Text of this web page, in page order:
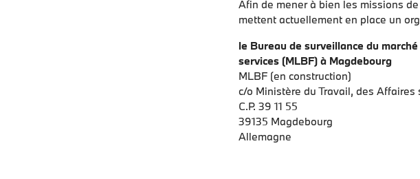
Afin de mener à bien les missions
mettent actuellement en place un
le Bureau de surveillance du
services (MLBF) à Magdebourg
MLBF (en construction)
c/o Ministère du Travail, des
C.P. 39 11 55
39135 Magdebourg
Allemagne